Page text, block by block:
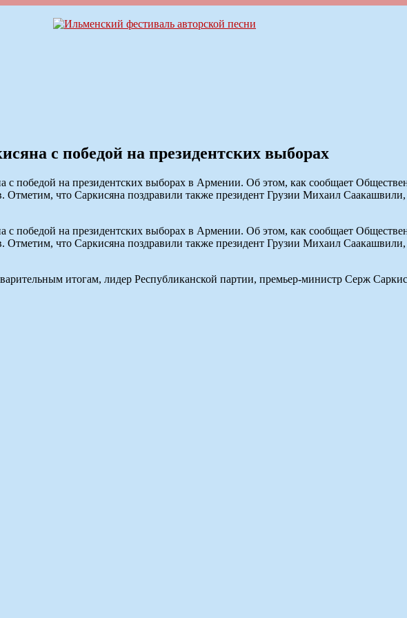
с победой на президентских выборах
победой на президентских выборах в Армении. Об этом, как сообщает
Отметим, что Саркисяна поздравили также президент Грузии Михаил
победой на президентских выборах в Армении. Об этом, как сообщает
Отметим, что Саркисяна поздравили также президент Грузии Михаил
итогам, лидер Республиканской партии, премьер-министр Серж